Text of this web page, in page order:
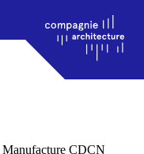
Manufacture CDCN